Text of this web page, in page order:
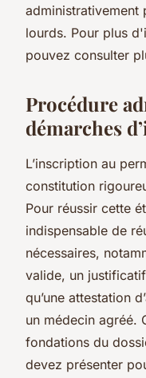
administrativement
lourds. Pour plus
pouvez consulter
Procédure
démarches
L’inscription au
constitution
Pour réussir cette
indispensable de
nécessaires,
valide, un
qu’une attestation
un médecin agréé.
fondations du
devez présenter